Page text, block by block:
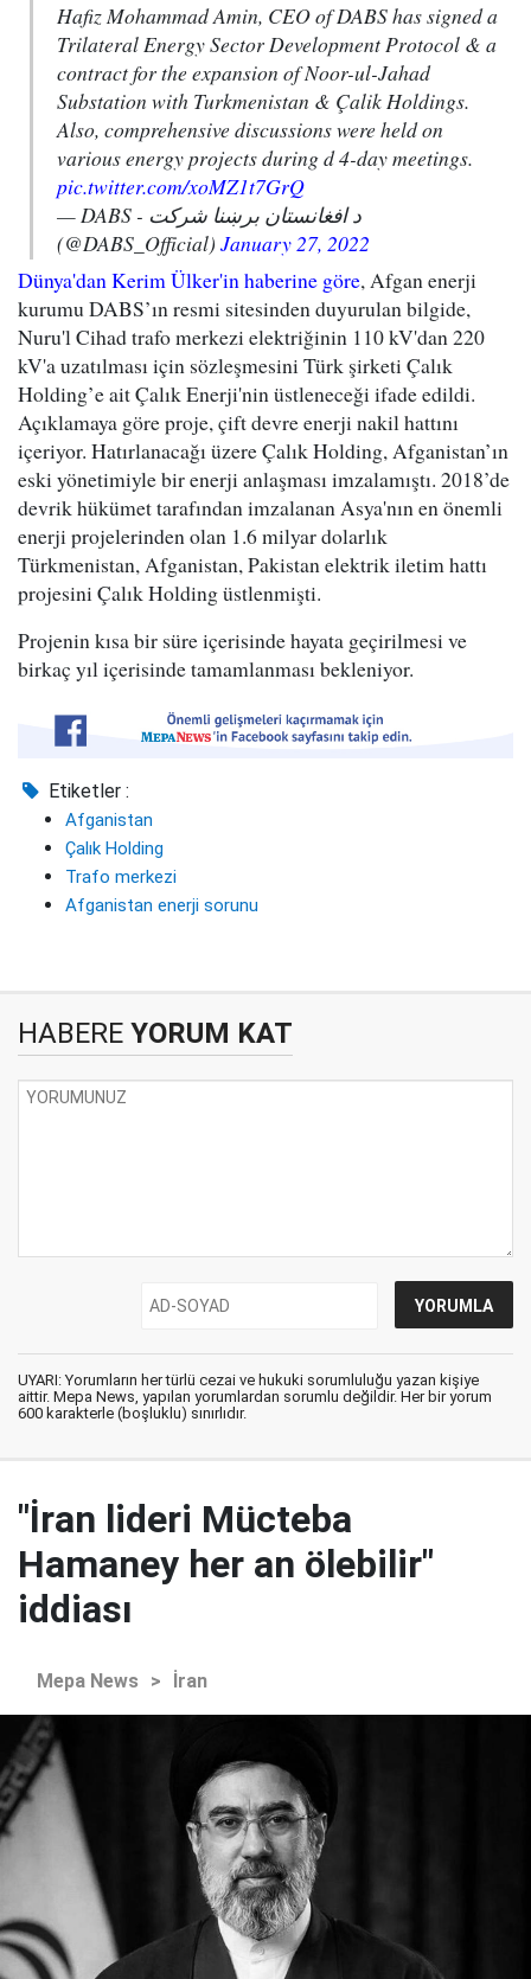
Hafiz Mohammad Amin, CEO of DABS has signed a
Trilateral Energy Sector Development Protocol & a
contract for the expansion of Noor-ul-Jahad
Substation with Turkmenistan & Çalik Holdings.
Also, comprehensive discussions were held on
various energy projects during d 4-day meetings.
pic.twitter.com/xoMZ1t7GrQ
— DABS - د افغانستان برښنا شرکت
(@DABS_Official) January 27, 2022
Dünya'dan Kerim Ülker'in haberine göre, Afgan enerji
kurumu DABS’ın resmi sitesinden duyurulan bilgide,
Nuru'l Cihad trafo merkezi elektriğinin 110 kV'dan 220
kV'a uzatılması için sözleşmesini Türk şirketi Çalık
Holding’e ait Çalık Enerji'nin üstleneceği ifade edildi.
Açıklamaya göre proje, çift devre enerji nakil hattını
içeriyor. Hatırlanacağı üzere Çalık Holding, Afganistan’ın
eski yönetimiyle bir enerji anlaşması imzalamıştı. 2018’de
devrik hükümet tarafından imzalanan Asya'nın en önemli
enerji projelerinden olan 1.6 milyar dolarlık
Türkmenistan, Afganistan, Pakistan elektrik iletim hattı
projesini Çalık Holding üstlenmişti.
Projenin kısa bir süre içerisinde hayata geçirilmesi ve
birkaç yıl içerisinde tamamlanması bekleniyor.
Etiketler :
Afganistan
Çalık Holding
Trafo merkezi
Afganistan enerji sorunu
HABERE YORUM KAT
UYARI: Yorumların her türlü cezai ve hukuki sorumluluğu yazan kişiye
aittir. Mepa News, yapılan yorumlardan sorumlu değildir. Her bir yorum
600 karakterle (boşluklu) sınırlıdır.
"İran lideri Mücteba
Hamaney her an ölebilir"
iddiası
Mepa News > İran